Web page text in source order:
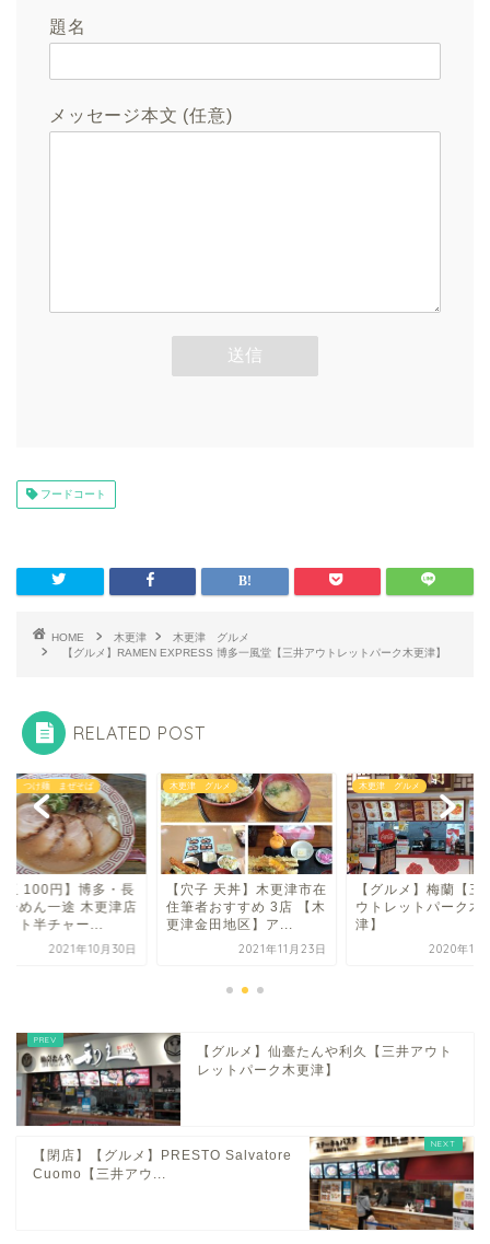
題名
メッセージ本文 (任意)
フードコート
HOME 木更津
木更津 グルメ
【グルメ】RAMEN EXPRESS 博多一風堂【三井アウトレットパーク木更津】
RELATED POST
ン つけ麺 まぜそば
玉 100円】博多・長
ーめん一途 木更津店
ット半チャー...
2021年10月30日
木更津 グルメ
【穴子 天丼】木更津市在
住筆者おすすめ 3店 【木
更津金田地区】ア...
2021年11月23日
木更津 グルメ
【グルメ】梅蘭【三
ウトレットパーク木
津】
2020年11
【グルメ】仙臺たんや利久【三井アウト
レットパーク木更津】
【閉店】【グルメ】PRESTO Salvatore
Cuomo【三井アウ...